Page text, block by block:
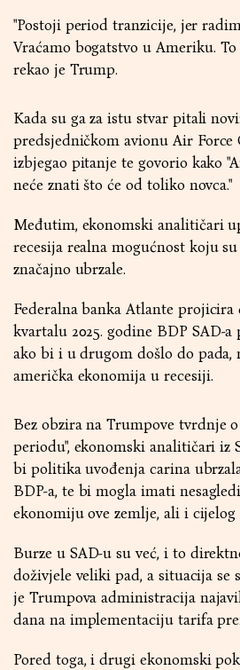
"Postoji period tranzicije, jer
Vraćamo bogatstvo u Ameriku.
rekao je Trump.
Kada su ga za istu stvar pitali
predsjedničkom avionu Air Force
izbjegao pitanje te govorio kako
neće znati što će od toliko novca."
Međutim, ekonomski analitičari
recesija realna mogućnost koju
značajno ubrzale.
Federalna banka Atlante projicira
kvartalu 2025. godine BDP SAD-a
ako bi i u drugom došlo do pada,
američka ekonomija u recesiji.
Bez obzira na Trumpove tvrdnje
periodu", ekonomski analitičari iz
bi politika uvođenja carina
BDP-a, te bi mogla imati
ekonomiju ove zemlje, ali i cijelog
Burze u SAD-u su već, i to
doživjele veliki pad, a situacija se
je Trumpova administracija
dana na implementaciju tarifa
Pored toga, i drugi ekonomski